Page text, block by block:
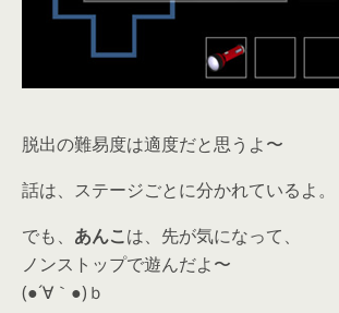
脱出の難易度は適度だと思うよ〜
話は、ステージごとに分かれているよ。
でも、 あんこは、先が気になって、
ノンストップで遊んだよ〜
(●´∀｀●)ｂ